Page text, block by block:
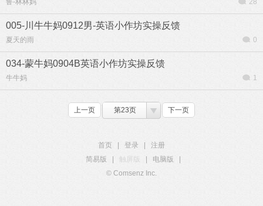
鲁-林林妈 28
005-川牛牛妈0912男-英语小作坊实操反馈
夏天的雨 0
034-蒙牛妈0904B英语小作坊实操反馈
牛牛妈 1
上一页 第23页 下一页
首页 登录
注册
简易版
触屏版 电脑版
© Comsenz Inc.